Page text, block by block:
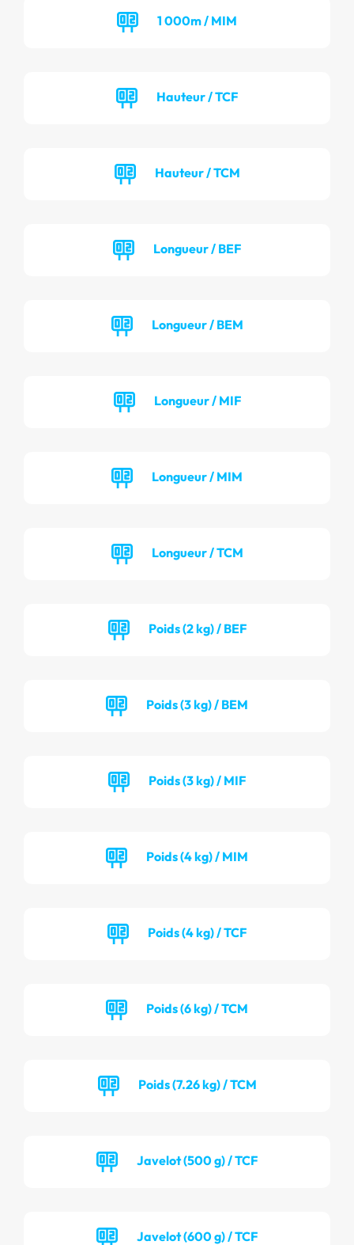
1 000m / MIM
Hauteur / TCF
Hauteur / TCM
Longueur / BEF
Longueur / BEM
Longueur / MIF
Longueur / MIM
Longueur / TCM
Poids (2 kg) / BEF
Poids (3 kg) / BEM
Poids (3 kg) / MIF
Poids (4 kg) / MIM
Poids (4 kg) / TCF
Poids (6 kg) / TCM
Poids (7.26 kg) / TCM
Javelot (500 g) / TCF
Javelot (600 g) / TCF